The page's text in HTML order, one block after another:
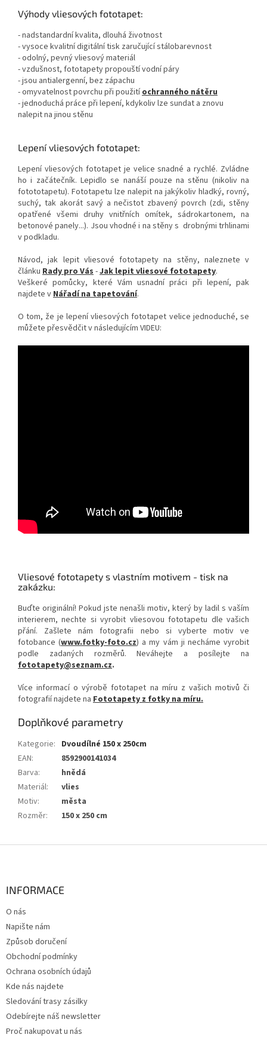
Výhody vliesových fototapet:
- nadstandardní kvalita, dlouhá životnost
- vysoce kvalitní digitální tisk zaručující stálobarevnost
- odolný, pevný vliesový materiál
- vzdušnost, fototapety propouští vodní páry
- jsou antialergenní, bez zápachu
- omyvatelnost povrchu při použitíochranného nátěru
- jednoduchá práce při lepení, kdykoliv lze sundat a znovu
nalepit na jinou stěnu
Lepení vliesových fototapet:
Lepení vliesových fototapet je velice snadné a rychlé. Zvládne
ho i začátečník. Lepidlo se nanáší pouze na stěnu (nikoliv na
fotototapetu). Fototapetu lze nalepit na jakýkoliv hladký, rovný,
suchý, tak akorát savý a nečistot zbavený povrch (zdi, stěny
opatřené všemi druhy vnitřních omítek, sádrokartonem, na
betonové panely...). Jsou vhodné i na stěny s drobnými trhlinami
v podkladu.
Návod, jak lepit vliesové fototapety na stěny, naleznete v
článku Rady pro Vás-Jak lepit vliesové fototapety.
Veškeré pomůcky, které Vám usnadní práci při lepení, pak
najdete vNářadí na tapetování.
O tom, že je lepení vliesových fototapet velice jednoduché, se
můžete přesvědčit v následujícím VIDEU:
Vliesové fototapety s vlastním motivem - tisk na
zakázku:
Buďte originální! Pokud jste nenašli motiv, který by ladil s vaším
interierem, nechte si vyrobit vliesovou fototapetu dle vašich
přání. Zašlete nám fotografii nebo si vyberte motiv ve
fotobance (www.fotky-foto.cz) a my vám ji necháme vyrobit
podle zadaných rozměrů. Neváhejte a posílejte na
fototapety@seznam.cz.
Více informací o výrobě fototapet na míru z vašich motivů či
fotografií najdete na Fototapety z fotky na míru.
Doplňkové parametry
Kategorie: Dvoudílné 150 x 250cm
EAN:
8592900141034
Barva:
hnědá
Materiál:
vlies
Motiv:
města
Rozměr: 150 x 250 cm
INFORMACE
O nás
Napište nám
Způsob doručení
Obchodní podmínky
Ochrana osobních údajů
Kde nás najdete
Sledování trasy zásilky
Odebírejte náš newsletter
Proč nakupovat u nás